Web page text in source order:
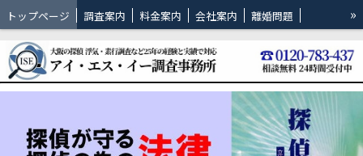
トップページ 調査案内 料金案内 会社案内
離婚問題
ブログ
吹田市の調査 豊中市の調査
茨木市の調査
サイトマップ
»